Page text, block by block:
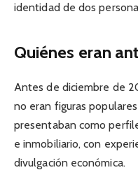
identidad de dos
Quiénes eran
Antes de diciembre de
no eran figuras
presentaban como
e inmobiliario, con
divulgación económica.